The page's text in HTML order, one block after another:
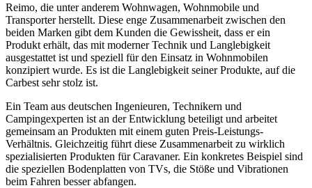
Reimo, die unter anderem Wohnwagen, Wohnmobile und
Transporter herstellt. Diese enge Zusammenarbeit zwischen den
beiden Marken gibt dem Kunden die Gewissheit, dass er ein
Produkt erhält, das mit moderner Technik und Langlebigkeit
ausgestattet ist und speziell für den Einsatz in Wohnmobilen
konzipiert wurde. Es ist die Langlebigkeit seiner Produkte, auf die
Carbest sehr stolz ist.
Ein Team aus deutschen Ingenieuren, Technikern und
Campingexperten ist an der Entwicklung beteiligt und arbeitet
gemeinsam an Produkten mit einem guten Preis-Leistungs-
Verhältnis. Gleichzeitig führt diese Zusammenarbeit zu wirklich
spezialisierten Produkten für Caravaner. Ein konkretes Beispiel sind
die speziellen Bodenplatten von TVs, die Stöße und Vibrationen
beim Fahren besser abfangen.